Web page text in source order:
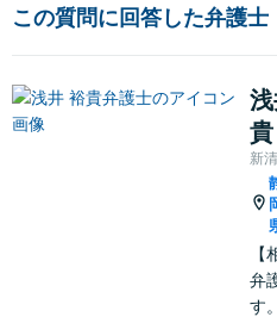
この質問に回答した弁護士
貴
新
弁
す